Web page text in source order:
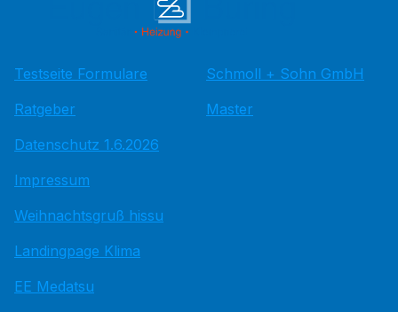
Testseite Formulare
Ratgeber
Datenschutz 1.6.2026
Impressum
Weihnachtsgruß hissu
Landingpage Klima
EE Medatsu
Schmoll + Sohn GmbH
Master